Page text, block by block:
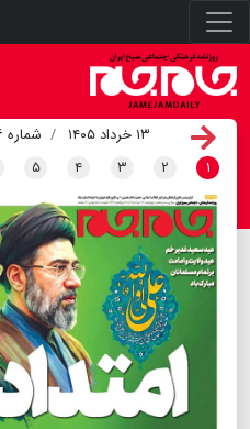
۱۳ خرداد ۱۴۰۵ شماره ۷۳۳۶
۱
۲ ۳ ۴ ۵